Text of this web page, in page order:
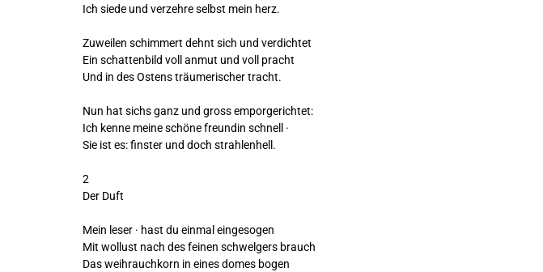
Ich siede und verzehre selbst mein herz.
Zuweilen schimmert dehnt sich und verdichtet
Ein schattenbild voll anmut und voll pracht
Und in des Ostens träumerischer tracht.
Nun hat sichs ganz und gross emporgerichtet:
Ich kenne meine schöne freundin schnell ·
Sie ist es: finster und doch strahlenhell.
2
Der Duft
Mein leser · hast du einmal eingesogen
Mit wollust nach des feinen schwelgers brauch
Das weihrauchkorn in eines domes bogen